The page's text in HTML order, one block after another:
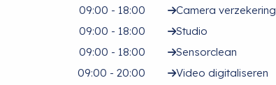
09:00 - 18:00
09:00 - 18:00
09:00 - 18:00
09:00 - 20:00
Camera verzekering
Studio
Sensorclean
Video digitaliseren